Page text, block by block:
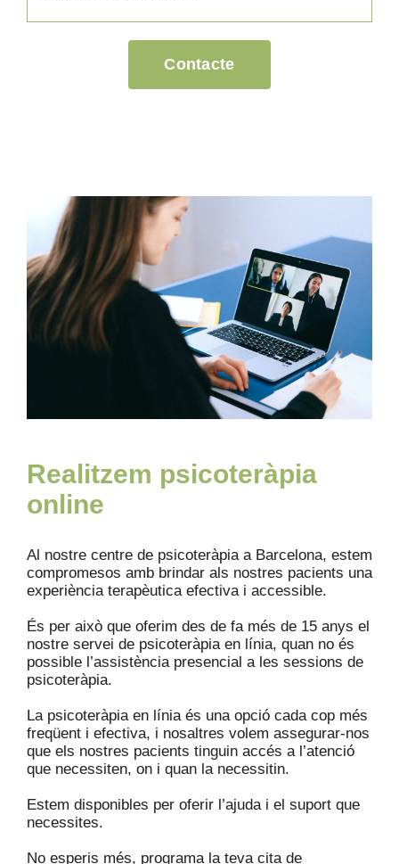
Contacte
Realitzem psicoteràpia
online
Al nostre centre de psicoteràpia a Barcelona, ​​estem
compromesos amb brindar als nostres pacients una
experiència terapèutica efectiva i accessible.
És per això que oferim des de fa més de 15 anys el
nostre servei de psicoteràpia en línia, quan no és
possible l’assistència presencial a les sessions de
psicoteràpia.
La psicoteràpia en línia és una opció cada cop més
freqüent i efectiva, i nosaltres volem assegurar-nos
que els nostres pacients tinguin accés a l’atenció
que necessiten, on i quan la necessitin.
Estem disponibles per oferir l’ajuda i el suport que
necessites.
No esperis més, programa la teva cita de